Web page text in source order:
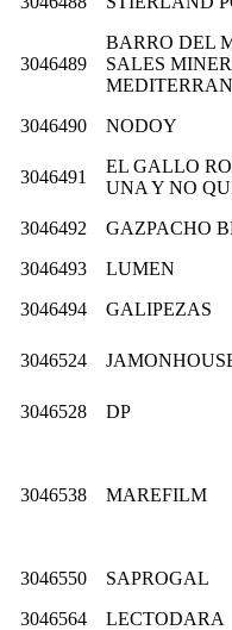
3046489
BARRO DEL
SALES
3046490 NODOY
3046491
EL GALLO
UNA Y NO
3046492
GAZPACHO
3046493
LUMEN
3046494
GALIPEZAS
3046524
3046528
DP
3046538 MAREFILM
3046550
SAPROGAL
3046564
LECTODARA